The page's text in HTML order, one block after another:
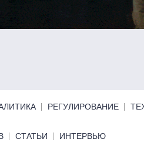
РЕГУЛИРОВАНИЕ
СТАТЬИ ИНТЕРВЬЮ